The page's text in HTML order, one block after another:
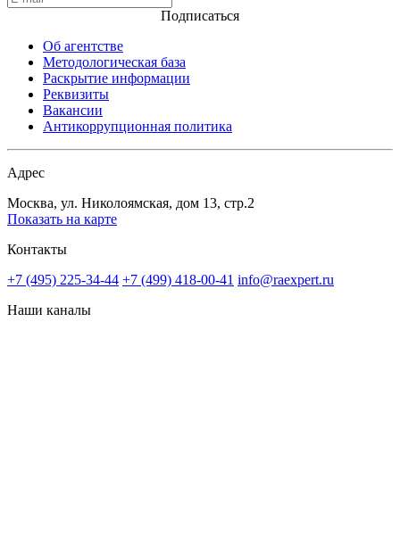
Подписаться
Об агентстве
Методологическая база
Раскрытие информации
Реквизиты
Вакансии
Антикоррупционная политика
Адрес
Москва, ул. Николоямская, дом 13, стр.2
Показать на карте
Контакты
+7 (495) 225-34-44 +7 (499) 418-00-41 info@raexpert.ru
Наши каналы